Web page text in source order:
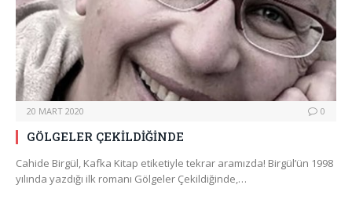
20 MART 2020 0
GÖLGELER ÇEKİLDİĞİNDE
Cahide Birgül, Kafka Kitap etiketiyle tekrar aramızda! Birgül’ün 1998
yılında yazdığı ilk romanı Gölgeler Çekildiğinde,…